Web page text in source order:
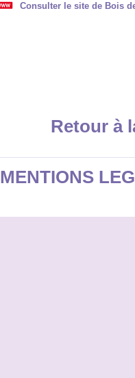
Consulter le site de Bois
Retour à
MENTIONS